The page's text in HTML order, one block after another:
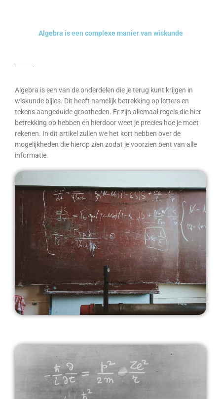
Algebra is een complexe manier van wiskunde
Algebra is een van de onderdelen die je terug kunt krijgen in
wiskunde bijles. Dit heeft namelijk betrekking op letters en
tekens aangeduide grootheden. Er zijn allemaal regels die hier
betrekking op hebben en hierdoor weet je precies hoe je moet
rekenen. In dit artikel zullen we het kort hebben over de
mogelijkheden die hierop zien zodat je voorzien bent van alle
informatie.